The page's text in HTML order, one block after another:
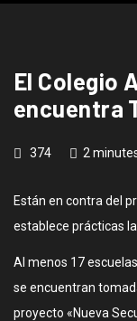
El Colegio
encuentra
374 2
Están en contra del
establece prácticas
Al menos 17
se encuentran
proyecto «Nueva